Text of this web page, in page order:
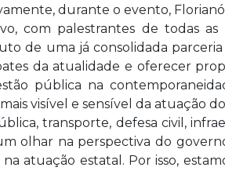
durante o evento,
com palestrantes de todas as
de uma já consolidada parceria
da atualidade e oferecer
pública na
visível e sensível da atuação
transporte, defesa civil,
olhar na perspectiva do
atuação estatal. Por isso,